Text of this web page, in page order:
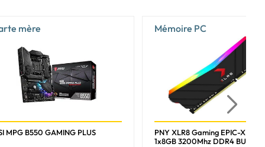
mère
MPG B550 GAMING PLUS
Mémoire PC
PNY XLR8 Gaming EPIC-X RGB
1x8GB 3200Mhz DDR4 BULK